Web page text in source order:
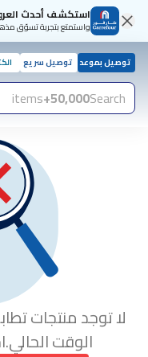
استكشف أحدث
واستمتع بتجربة تسوّق
توصيل بموعد توصيل سريع
Search
50,000+
items
لا توجد منتجات
الوقت